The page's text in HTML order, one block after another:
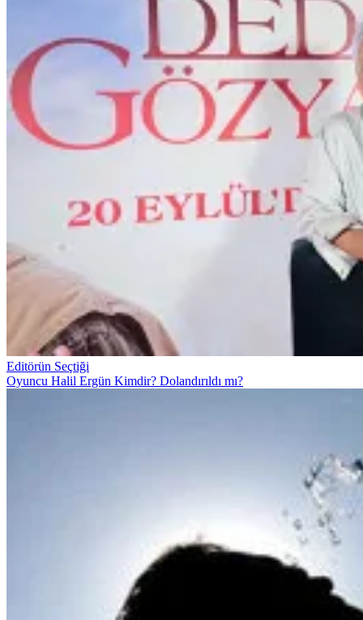
Editörün Seçtiği
Oyuncu Halil Ergün Kimdir? Dolandırıldı mı?